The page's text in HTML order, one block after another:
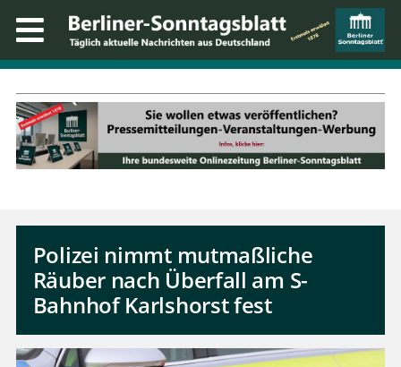
Polizei nimmt mutmaßliche
Räuber nach Überfall am S-
Bahnhof Karlshorst fest